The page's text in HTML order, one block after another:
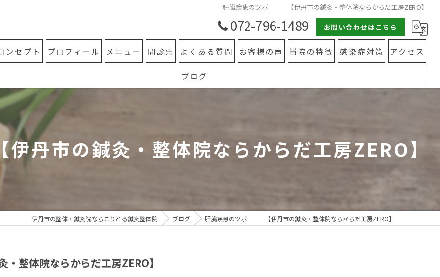
肝臓疾患のツボ 【伊丹市の鍼灸・整体院ならからだ工房ZERO】
072-796-1489 お問い合わせはこちら
ンセプト プロフィール メニュー 問診票 よくある質問 お客様の声 当院の特徴
カイロプラクティック
水素療法
感染症対策 アクセス
ブログ
市の鍼灸・整体院ならからだ工房ZERO】
伊丹市の整体・鍼灸院ならこりとる鍼灸整体院 ブログ 肝臓疾患のツボ 【伊丹市の鍼灸・整体院ならからだ工房ZERO】
体院ならからだ工房ZERO】